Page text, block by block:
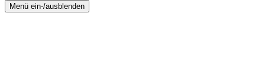
Menü ein-/ausblenden